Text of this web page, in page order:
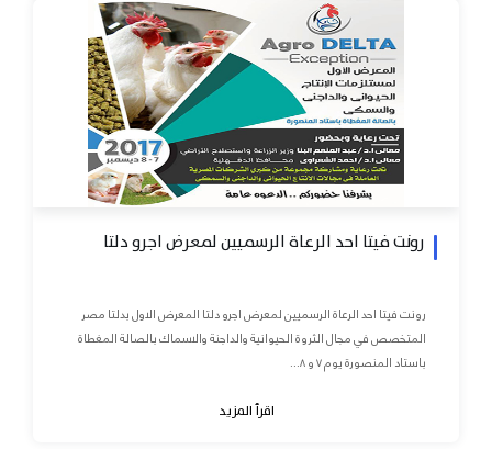
رونت فيتا احد الرعاة الرسميين لمعرض اجرو دلتا
رونت فيتا احد الرعاة الرسميين لمعرض اجرو دلتا المعرض الاول بدلتا مصر
المتخصص في مجال الثروة الحيوانية والداجنة والاسماك بالصالة المغطاة
باستاد المنصورة يوم ٧ و ٨...
اقرأ المزيد